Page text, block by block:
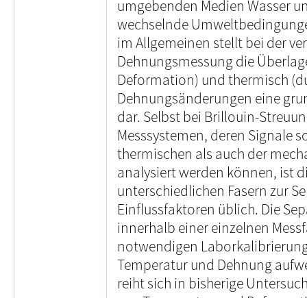
umgebenden Medien Wasser
wechselnde
im Allgemeinen stellt bei der
Dehnungsmessung die
Deformation) und thermisch
Dehnungsänderungen eine
dar. Selbst bei Brillouin-
Messsystemen, deren Signale
thermischen als auch der
analysiert werden können, ist
unterschiedlichen Fasern zur
Einflussfaktoren üblich. Die
innerhalb einer einzelnen
notwendigen
Temperatur und Dehnung
reiht sich in bisherige